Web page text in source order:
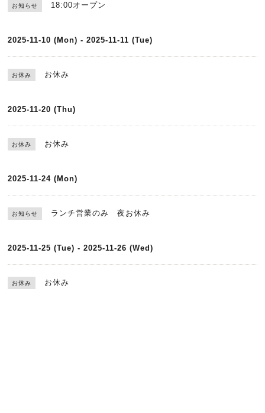
お知らせ 18:00オープン
2025-11-10 (Mon) - 2025-11-11 (Tue)
お休み お休み
2025-11-20 (Thu)
お休み お休み
2025-11-24 (Mon)
お知らせ ランチ営業のみ 夜お休み
2025-11-25 (Tue) - 2025-11-26 (Wed)
お休み お休み